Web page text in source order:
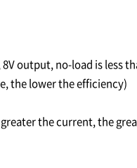
output, no-load is less
the lower the efficiency)
the current, the